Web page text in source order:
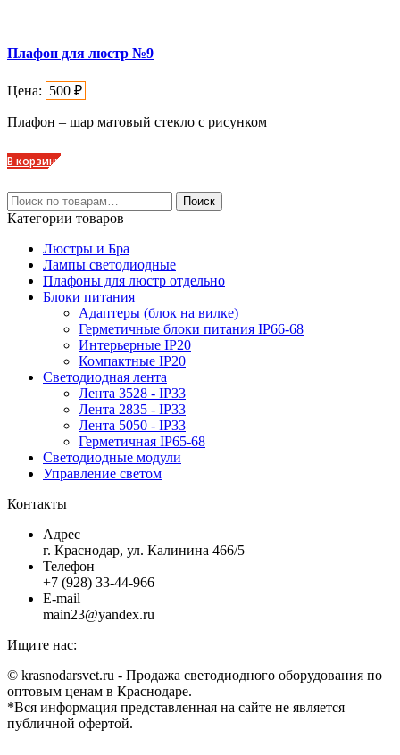
Плафон для люстр №9
Цена: 500 ₽
Плафон – шар матовый стекло с рисунком
В корзину
Искать: Поиск
Категории товаров
Люстры и Бра
Лампы светодиодные
Плафоны для люстр отдельно
Блоки питания
Адаптеры (блок на вилке)
Герметичные блоки питания IP66-68
Интерьерные IP20
Компактные IP20
Светодиодная лента
Лента 3528 - IP33
Лента 2835 - IP33
Лента 5050 - IP33
Герметичная IP65-68
Светодиодные модули
Управление светом
Контакты
Адрес
г. Краснодар, ул. Калинина 466/5
Телефон
+7 (928) 33-44-966
E-mail
main23@yandex.ru
Ищите нас:
Страница
Facebook
открывается
в
Страница
Twitter
открывается
в
Страница
Instagram
открывается
в
Страница
Вконтакте
открывается
в
© krasnodarsvet.ru - Продажа светодиодного оборудования по
оптовым ценам в Краснодаре.
*Вся информация представленная на сайте не является
публичной офертой.